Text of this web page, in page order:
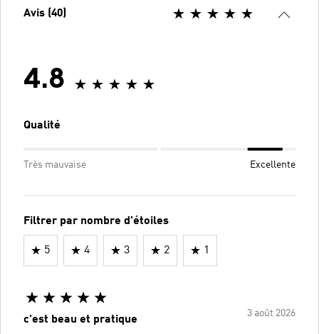
Avis (40)
4.8
Qualité
Très mauvaise Excellente
Filtrer par nombre d'étoiles
5 4 3 2 1
3 août 2026
c'est beau et pratique